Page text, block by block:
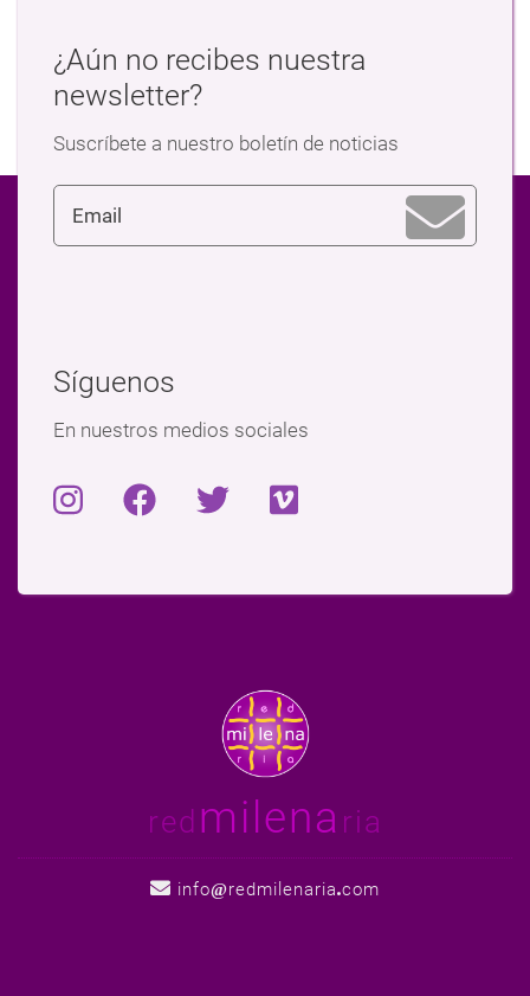
¿Aún no recibes nuestra
newsletter?
Suscríbete a nuestro boletín de noticias
Síguenos
En nuestros medios sociales
red milena ria
info redmilenaria com